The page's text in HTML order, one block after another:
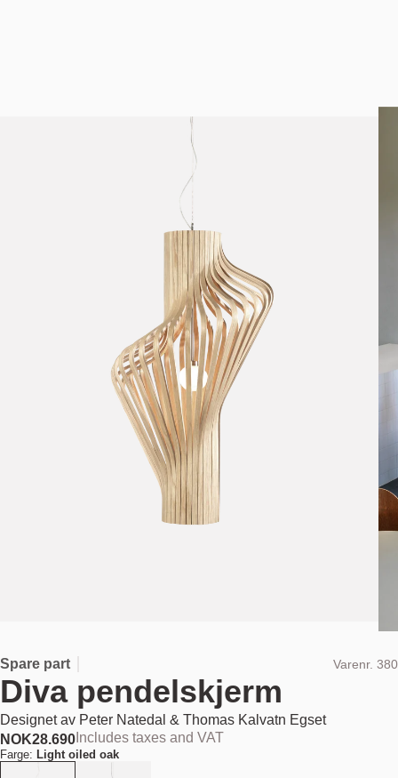
Spare part Varenr. 380
Diva pendelskjerm
Designet av Peter Natedal & Thomas Kalvatn Egset
NOK28.690 Includes taxes and VAT
Farge: Light oiled oak